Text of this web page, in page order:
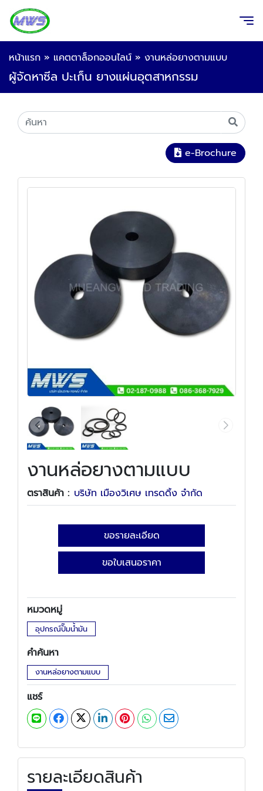
หน้าแรก » แคตตาล็อกออนไลน์ » งานหล่อยางตามแบบ
ผู้จัดหาซีล ปะเก็น ยางแผ่นอุตสาหกรรม
e-Brochure
งานหล่อยางตามแบบ
ตราสินค้า : บริษัท เมืองวิเศษ เทรดดิ้ง จำกัด
ขอรายละเอียด
ขอใบเสนอราคา
หมวดหมู่
อุปกรณ์ปั๊มน้ำมัน
คำค้นหา
งานหล่อยางตามแบบ
แชร์
รายละเอียดสินค้า